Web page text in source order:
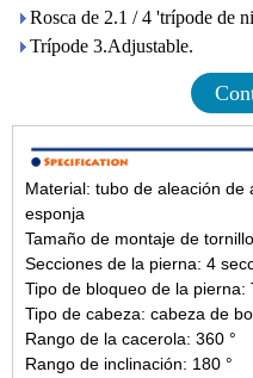
Rosca de 2.1 / 4 'trípode de
Trípode 3.Adjustable.
Material: tubo de aleación de
esponja
Tamaño de montaje de
Secciones de la pierna: 4
Tipo de bloqueo de la pierna:
Tipo de cabeza: cabeza de
Rango de la cacerola: 360 °
Rango de inclinación: 180 °